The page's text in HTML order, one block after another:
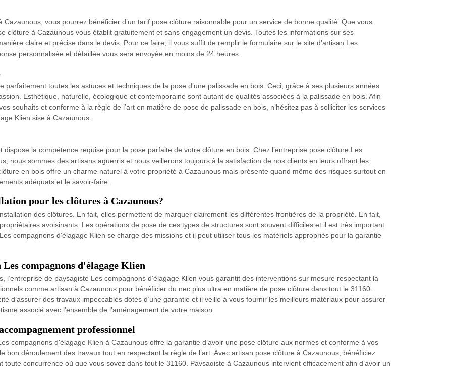
Cazaunous, vous pourrez bénéficier d’un tarif pose clôture raisonnable pour un service de bonne qualité. Que vous
clôture à Cazaunous vous établit gratuitement et sans engagement un devis. Toutes les informations sur ses
claire et précise dans le devis. Pour ce faire, il vous suffit de remplir le formulaire sur le site d’artisan Les
personnalisée et détaillée vous sera envoyée en moins de 24 heures.
parfaitement toutes les astuces et techniques de la pose d’une palissade en bois. Ceci, grâce à ses plusieurs années
Esthétique, naturelle, écologique et contemporaine sont autant de qualités associées à la palissade en bois. Afin
souhaits et conforme à la règle de l’art en matière de pose de palissade en bois, n’hésitez pas à solliciter les services
Klien sise à Cazaunous.
la compétence requise pour la pose parfaite de votre clôture en bois. Chez l’entreprise pose clôture Les
nous sommes des artisans aguerris et nous veillerons toujours à la satisfaction de nos clients en leurs offrant les
en bois offre un charme naturel à votre propriété à Cazaunous mais présente quand même des risques surtout en
adéquats et le savoir-faire.
pour les clôtures à Cazaunous?
des clôtures. En fait, elles permettent de marquer clairement les différentes frontières de la propriété. En fait,
avoisinants. Les opérations de pose de ces types de structures sont souvent difficiles et il est très important
compagnons d'élagage Klien se charge des missions et il peut utiliser tous les matériels appropriés pour la garantie
compagnons d'élagage Klien
l’entreprise de paysagiste Les compagnons d'élagage Klien vous garantit des interventions sur mesure respectant la
comme artisan à Cazaunous pour bénéficier du nec plus ultra en matière de pose clôture dans tout le 31160.
d’assurer des travaux impeccables dotés d’une garantie et il veille à vous fournir les meilleurs matériaux pour assurer
associé avec l’ensemble de l’aménagement de votre maison.
professionnel
compagnons d'élagage Klien à Cazaunous offre la garantie d’avoir une pose clôture aux normes et conforme à vos
bon déroulement des travaux tout en respectant la règle de l’art. Avec artisan pose clôture à Cazaunous, bénéficiez
toute concurrence où que vous soyez dans tout le 31160. Paysagiste à Cazaunous intervient efficacement afin d’avoir un